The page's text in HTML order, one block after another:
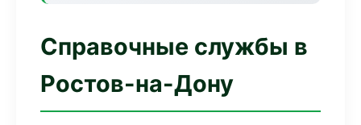
Справочные службы в
Ростов-на-Дону